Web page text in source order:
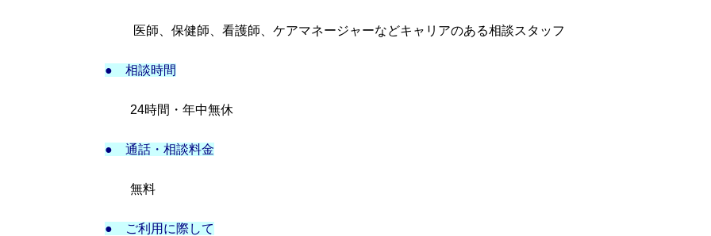
医師、保健師、看護師、ケアマネージャーなどキャリアのある相談スタッフ
● 相談時間
24時間・年中無休
● 通話・相談料金
無料
● ご利用に際して